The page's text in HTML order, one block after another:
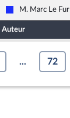
Les Républicains
M. Marc Le Fur
Auteur
... 72